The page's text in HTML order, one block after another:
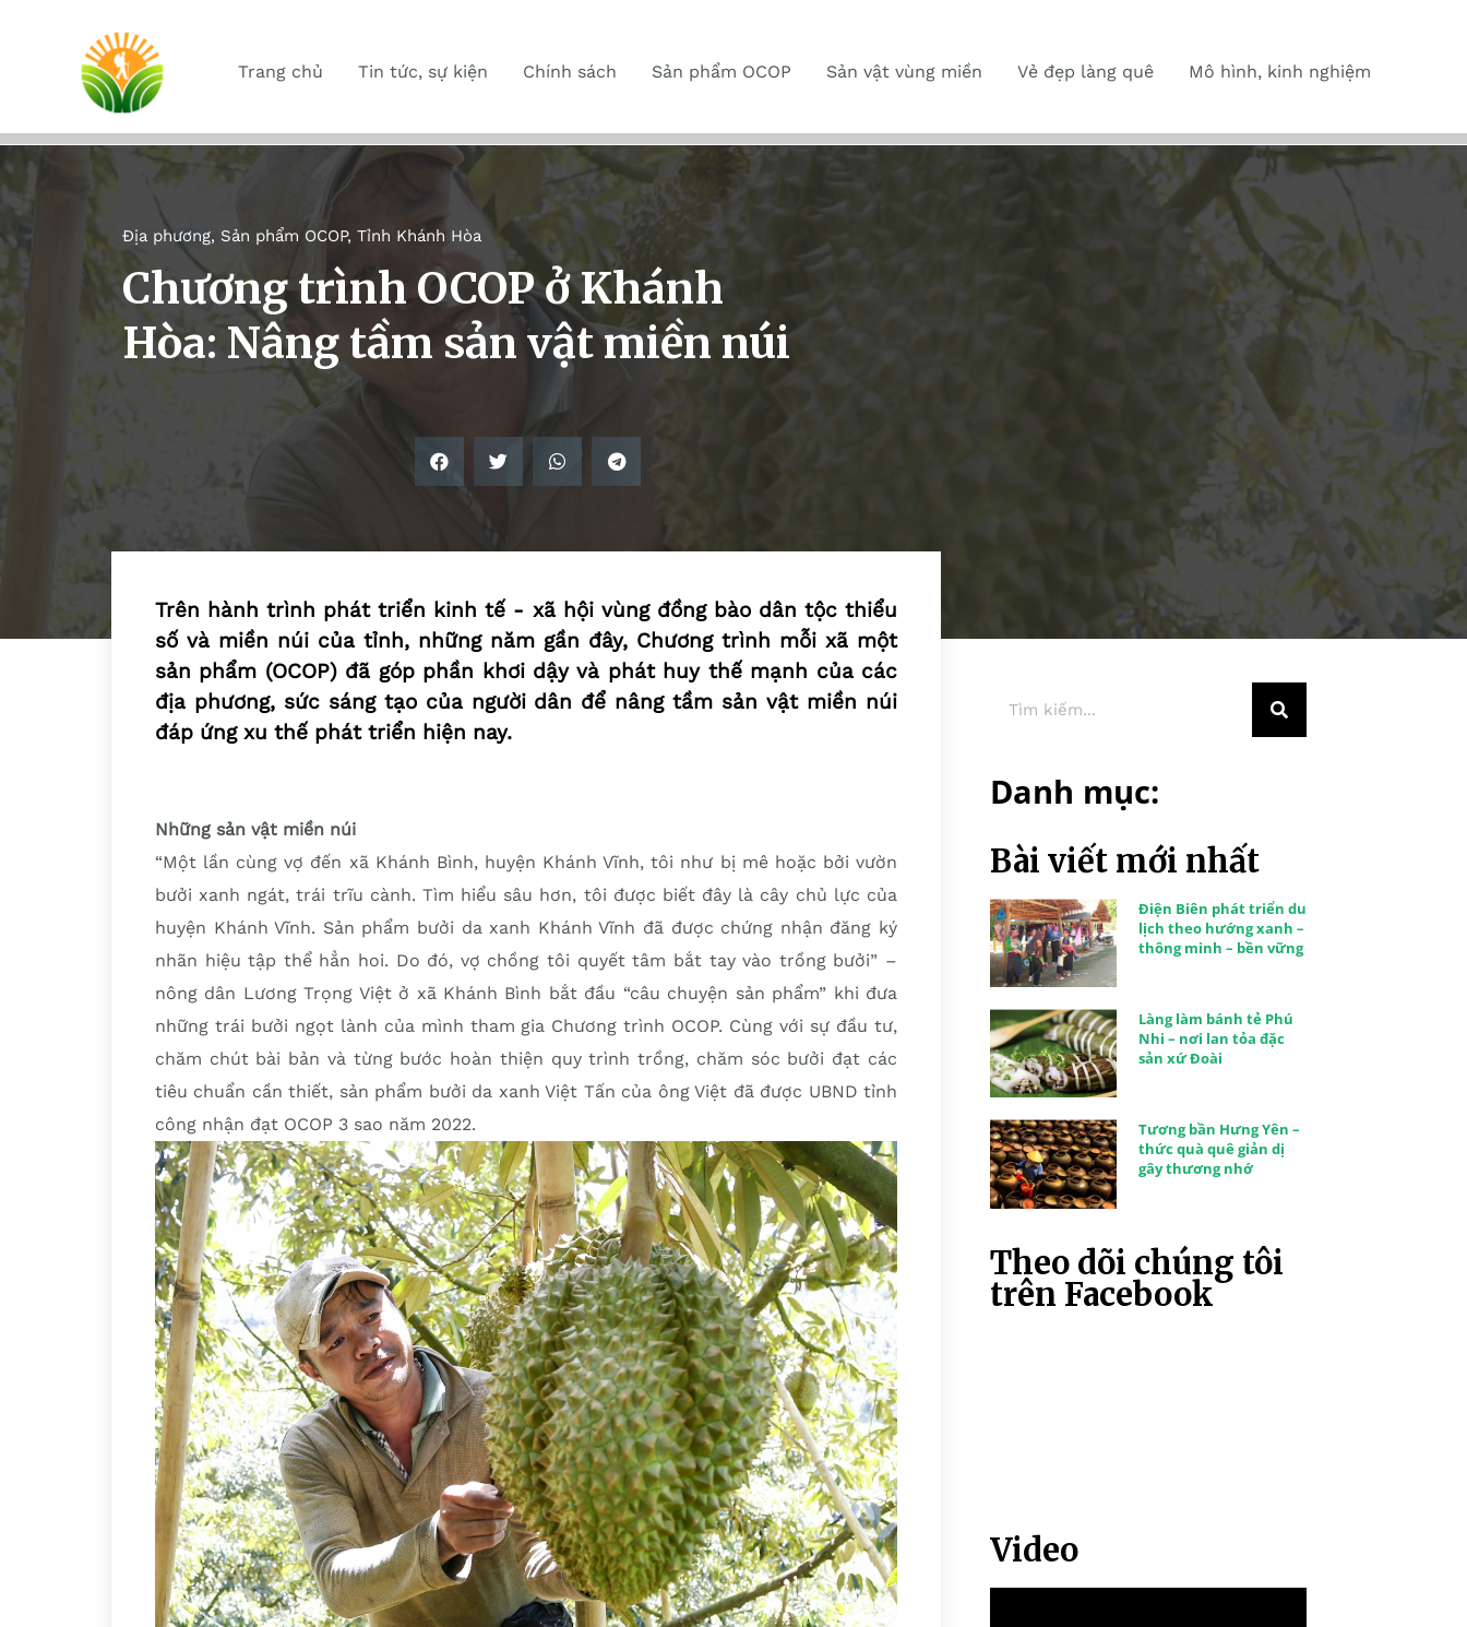
Trang chủ Tin tức, sự kiện Chính sách Sản phẩm OCOP Sản vật vùng miền Vẻ đẹp làng quê Mô hình, kinh nghiệm
Địa phương, Sản phẩm OCOP, Tỉnh Khánh Hòa
Chương trình OCOP ở Khánh
Hòa: Nâng tầm sản vật miền núi
Trên hành trình phát triển kinh tế - xã hội vùng đồng bào dân tộc thiểu
số và miền núi của tỉnh, những năm gần đây, Chương trình mỗi xã một
sản phẩm (OCOP) đã góp phần khơi dậy và phát huy thế mạnh của các
địa phương, sức sáng tạo của người dân để nâng tầm sản vật miền núi
đáp ứng xu thế phát triển hiện nay.
Những sản vật miền núi
“Một lần cùng vợ đến xã Khánh Bình, huyện Khánh Vĩnh, tôi như bị mê hoặc bởi vườn
bưởi xanh ngát, trái trĩu cành. Tìm hiểu sâu hơn, tôi được biết đây là cây chủ lực của
huyện Khánh Vĩnh. Sản phẩm bưởi da xanh Khánh Vĩnh đã được chứng nhận đăng ký
nhãn hiệu tập thể hẳn hoi. Do đó, vợ chồng tôi quyết tâm bắt tay vào trồng bưởi” –
nông dân Lương Trọng Việt ở xã Khánh Bình bắt đầu “câu chuyện sản phẩm” khi đưa
những trái bưởi ngọt lành của mình tham gia Chương trình OCOP. Cùng với sự đầu tư,
chăm chút bài bản và từng bước hoàn thiện quy trình trồng, chăm sóc bưởi đạt các
tiêu chuẩn cần thiết, sản phẩm bưởi da xanh Việt Tấn của ông Việt đã được UBND tỉnh
công nhận đạt OCOP 3 sao năm 2022.
Danh mục:
Bài viết mới nhất
Điện Biên phát triển du
lịch theo hướng xanh –
thông minh – bền vững
Làng làm bánh tẻ Phú
Nhi – nơi lan tỏa đặc
sản xứ Đoài
Tương bần Hưng Yên –
thức quà quê giản dị
gây thương nhớ
Theo dõi chúng tôi
trên Facebook
Video